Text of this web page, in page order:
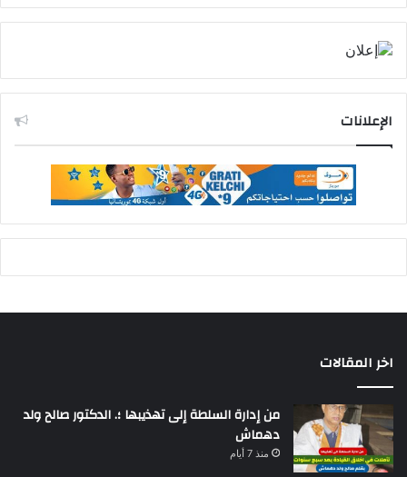
الإعلانات
اخر المقالات
من إدارة السلطة إلى تهذيبها ؛. الدكتور صالح ولد
دهماش
منذ 7 أيام